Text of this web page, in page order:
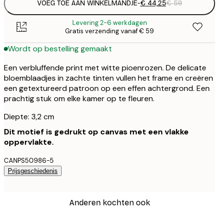
VOEG TOE AAN WINKELMANDJE-€ 44,25€ 59
Levering 2-6 werkdagen
Gratis verzending vanaf € 59
Wordt op bestelling gemaakt
Een verbluffende print met witte pioenrozen. De delicate
bloemblaadjes in zachte tinten vullen het frame en creëren
een getextureerd patroon op een effen achtergrond. Een
prachtig stuk om elke kamer op te fleuren.
Diepte: 3,2 cm
Dit motief is gedrukt op canvas met een vlakke
oppervlakte.
CANPS50986-5
Prijsgeschiedenis
Anderen kochten ook